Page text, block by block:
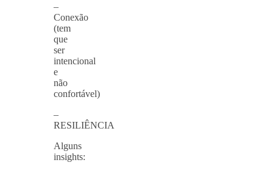
–
Conexão
(tem
que
ser
intencional
e
não
confortável)
–
RESILIÊNCIA
Alguns
insights: